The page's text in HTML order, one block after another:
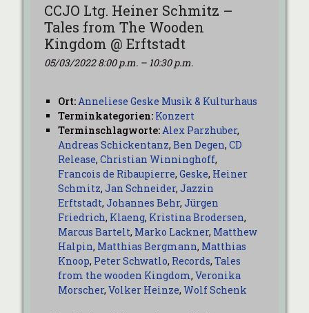
CCJO Ltg. Heiner Schmitz –
Tales from The Wooden
Kingdom @ Erftstadt
05/03/2022 8:00 p.m. – 10:30 p.m.
Ort:Anneliese Geske Musik & Kulturhaus
Terminkategorien: Konzert
Terminschlagworte:Alex Parzhuber,
Andreas Schickentanz, Ben Degen, CD
Release, Christian Winninghoff,
Francois de Ribaupierre, Geske, Heiner
Schmitz, Jan Schneider, Jazzin
Erftstadt, Johannes Behr, Jürgen
Friedrich, Klaeng, Kristina Brodersen,
Marcus Bartelt, Marko Lackner, Matthew
Halpin, Matthias Bergmann, Matthias
Knoop, Peter Schwatlo, Records, Tales
from the wooden Kingdom, Veronika
Morscher, Volker Heinze, Wolf Schenk